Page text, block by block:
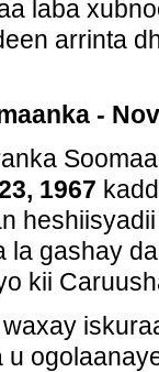
laba
arrinta
-
1967
la gashay
kii
u